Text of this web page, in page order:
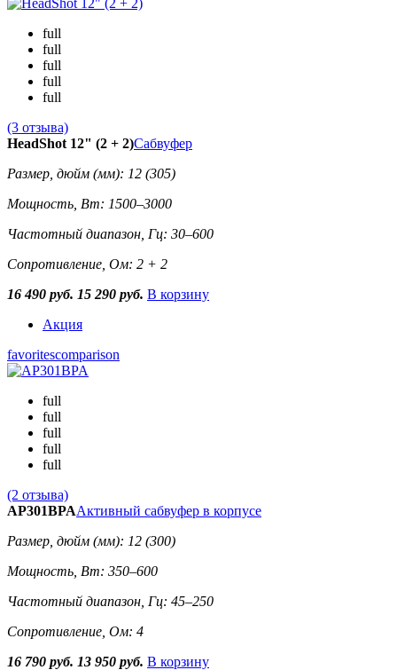
full
full
full
full
full
(3 отзыва)
HeadShot 12" (2 + 2)Сабвуфер
Размер, дюйм (мм): 12 (305)
Мощность, Вт: 1500–3000
Частотный диапазон, Гц: 30–600
Сопротивление, Ом: 2 + 2
16 490 руб. 15 290 руб. В корзину
Акция
favoritescomparison
full
full
full
full
full
(2 отзыва)
AP301BPAАктивный сабвуфер в корпусе
Размер, дюйм (мм): 12 (300)
Мощность, Вт: 350–600
Частотный диапазон, Гц: 45–250
Сопротивление, Ом: 4
16 790 руб. 13 950 руб. В корзину